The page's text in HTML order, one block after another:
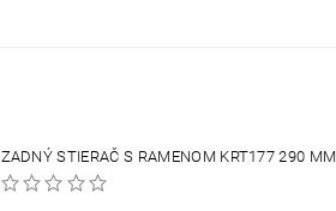
ZADNÝ STIERAČ S RAMENOM KRT177 290 MM